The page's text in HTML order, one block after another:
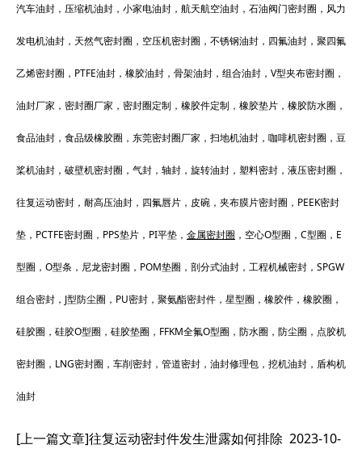
汽车油封，压缩机油封，小家电油封，航天航空油封，石油阀门密封圈，风力
发电机油封，天然气密封圈，空压机密封圈，不锈钢油封，四氟油封，聚四氟
乙烯密封圈，PTFE油封，橡胶油封，骨架油封，组合油封，V型夹布密封圈，
油封厂家，密封圈厂家，密封圈定制，橡胶件定制，橡胶垫片，橡胶防水圈，
食品油封，食品级橡胶圈，东莞密封圈厂家，扫地机油封，咖啡机密封圈，豆
桨机油封，破壁机密封圈，气封，轴封，旋转油封，塑料密封，液压密封圈，
往复运动密封，耐高压油封，四氟唇片，皮碗，夹布膜片密封圈，PEEK密封
垫，PCTFE密封圈，PPS垫片，PI平垫， 金属密封圈 ，空心O型圈，C型圈，E
型圈，O型条，尼龙密封圈，POM垫圈，剖分式油封，工程机械密封，SPGW
组合密封，J型防尘圈，PU密封，聚氨酯密封件，星型圈，橡胶件，橡胶圈，
硅胶圈，硅胶O型圈，硅胶垫圈，FFKM全氟O型圈，防水圈，防尘圈，点胶机
密封圈，LNG密封圈，车削密封，管道密封，油封修理包，挖机油封，盾构机
油封
[上一篇文章]往复运动密封件发生泄露如何排除 2023-10-